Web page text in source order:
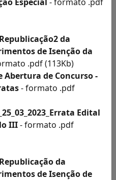
da
de Isenção da
.pdf (113Kb)
Abertura de Concurso -
- formato .pdf
Edital
III- formato .pdf
da
de Isenção de